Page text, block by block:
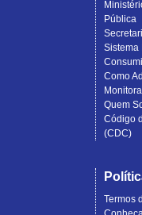
Pública
Sistema
Como
Quem
Código
(CDC)
Termos